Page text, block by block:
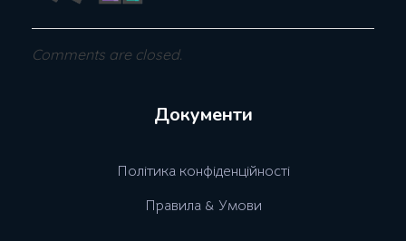
Comments are closed.
Документи
Полiтика конфiденцiйностi
Правила & Умови